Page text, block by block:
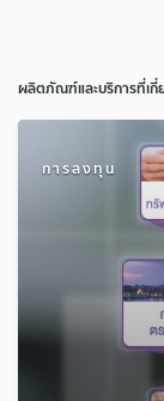
ผลิตภัณฑ์และบริการที่เกี่
การลงทุน